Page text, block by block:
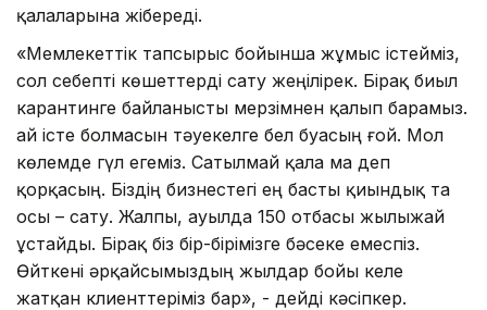
қалаларына жібереді.
«Мемлекеттік тапсырыс бойынша жұмыс істейміз,
сол себепті көшеттерді сату жеңілірек. Бірақ биыл
карантинге байланысты мерзімнен қалып барамыз.
Қай істе болмасын тәуекелге бел буасың ғой. Мол
көлемде гүл егеміз. Сатылмай қала ма деп
қорқасың. Біздің бизнестегі ең басты қиындық та
осы – сату. Жалпы, ауылда 150 отбасы жылыжай
ұстайды. Бірақ біз бір-бірімізге бәсеке емеспіз.
Өйткені әрқайсымыздың жылдар бойы келе
жатқан клиенттеріміз бар», - дейді кәсіпкер.